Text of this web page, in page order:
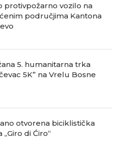
protivpožarno vozilo na
područjima Kantona
5. humanitarna trka
5K” na Vrelu Bosne
otvorena biciklistička
„Giro di Ćiro“